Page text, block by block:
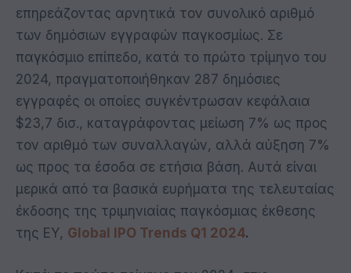
επηρεάζοντας αρνητικά τον συνολικό αριθμό
των δημόσιων εγγραφών παγκοσμίως. Σε
παγκόσμιο επίπεδο, κατά το πρώτο τρίμηνο του
2024, πραγματοποιήθηκαν 287 δημόσιες
εγγραφές οι οποίες συγκέντρωσαν κεφάλαια
$23,7 δισ., καταγράφοντας μείωση 7% ως προς
τον αριθμό των συναλλαγών, αλλά αύξηση 7%
ως προς τα έσοδα σε ετήσια βάση. Αυτά είναι
μερικά από τα βασικά ευρήματα της τελευταίας
έκδοσης της τριμηνιαίας παγκόσμιας έκθεσης
της ΕΥ, Global IPO Trends Q1 2024.